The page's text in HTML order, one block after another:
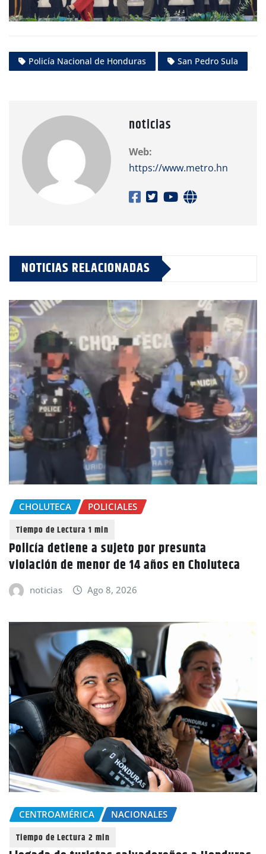
Policía Nacional de Honduras San Pedro Sula
noticias
Web:
https://www.metro.hn
NOTICIAS RELACIONADAS
CHOLUTECA POLICIALES
Policía detiene a sujeto por presunta
violación de menor de 14 años en Choluteca
noticias Ago 8, 2026
CENTROAMÉRICA NACIONALES